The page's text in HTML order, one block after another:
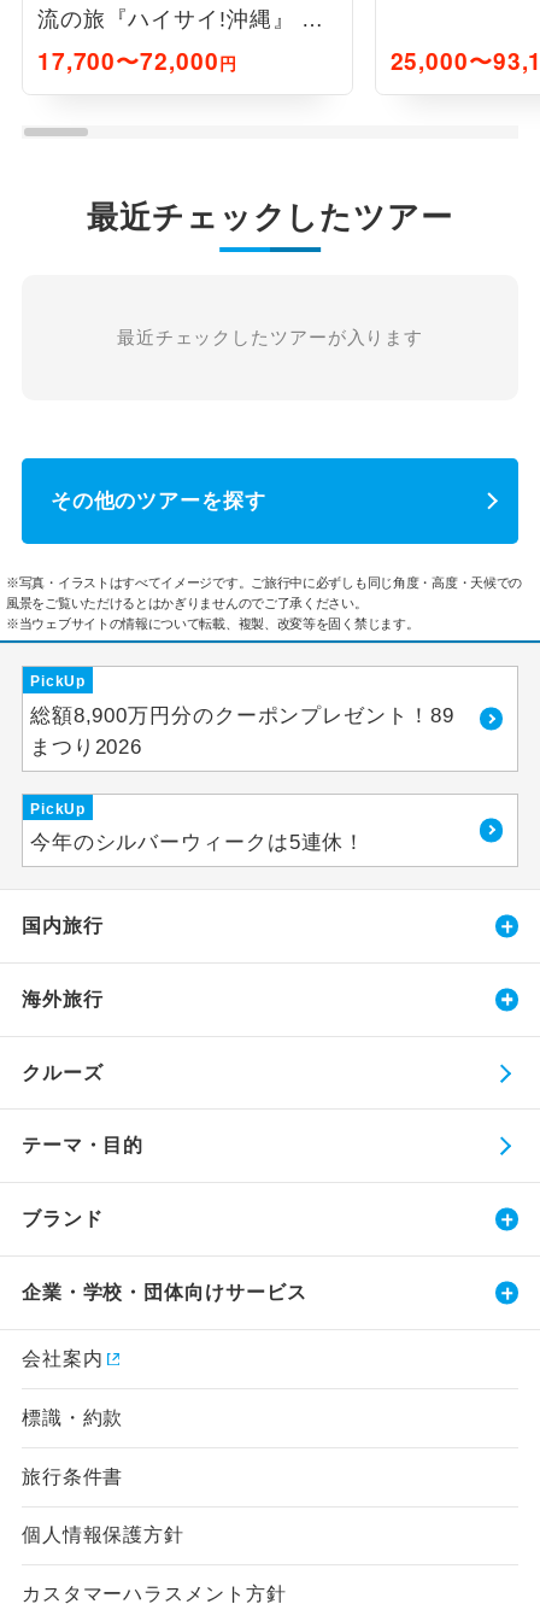
流の旅『ハイサイ!沖縄』 1
泊2日
17,700〜72,000円 25,000〜
最近チェックしたツアー
最近チェックしたツアーが入ります
その他のツアーを探す
※写真・イラストはすべてイメージです。ご旅行中に必ずしも同じ角度・高度・天候での
風景をご覧いただけるとはかぎりませんのでご了承ください。
※当ウェブサイトの情報について転載、複製、改変等を固く禁じます。
PickUp
総額8,900万円分のクーポンプレゼント！89
まつり2026
PickUp
今年のシルバーウィークは5連休！
国内旅行
海外旅行
クルーズ
テーマ・目的
ブランド
企業・学校・団体向けサービス
会社案内
標識・約款
旅行条件書
個人情報保護方針
カスタマーハラスメント方針